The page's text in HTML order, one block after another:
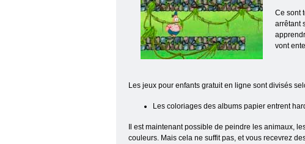
Ce sont
arrêtant
vont
Les jeux pour enfants gratuit en ligne sont divisés
Les coloriages des albums papier entrent
Il est maintenant possible de peindre les animaux,
couleurs. Mais cela ne suffit pas, et vous recevrez